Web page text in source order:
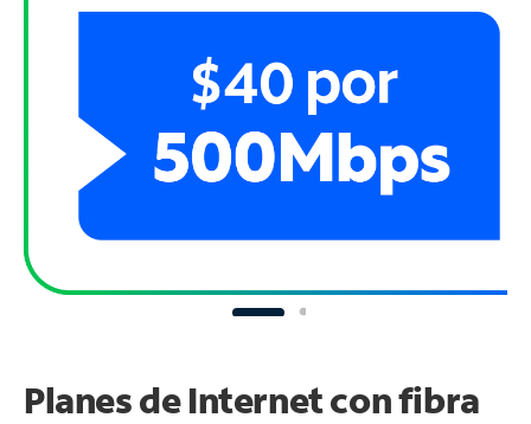
Planes de Internet con fibra